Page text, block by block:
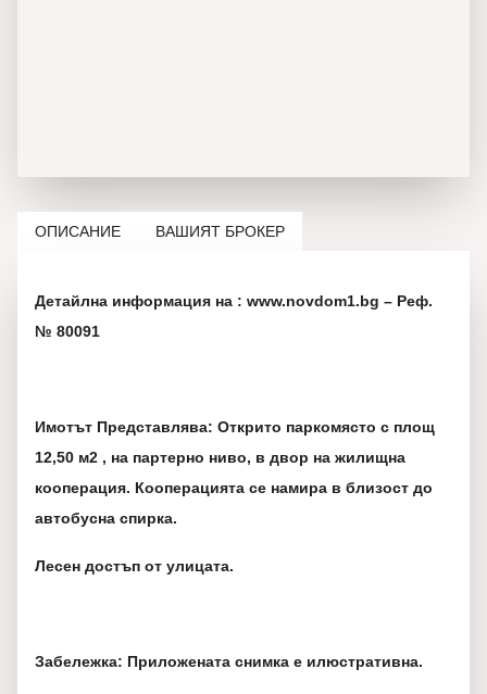
ОПИСАНИЕ ВАШИЯТ БРОКЕР
Детайлна информация на : www.novdom1.bg – Реф.
№ 80091
Имотът Представлява: Открито паркомясто с площ
12,50 м2 , на партерно ниво, в двор на жилищна
кооперация. Кооперацията се намира в близост до
автобусна спирка.
Лесен достъп от улицата.
Забележка: Приложената снимка е илюстративна.